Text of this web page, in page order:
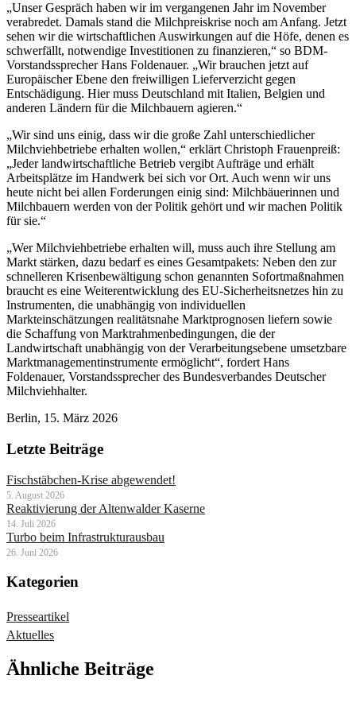
„Unser Gespräch haben wir im vergangenen Jahr im November
verabredet. Damals stand die Milchpreiskrise noch am Anfang. Jetzt
sehen wir die wirtschaftlichen Auswirkungen auf die Höfe, denen es
schwerfällt, notwendige Investitionen zu finanzieren,“ so BDM-
Vorstandssprecher Hans Foldenauer. „Wir brauchen jetzt auf
Europäischer Ebene den freiwilligen Lieferverzicht gegen
Entschädigung. Hier muss Deutschland mit Italien, Belgien und
anderen Ländern für die Milchbauern agieren.“
„Wir sind uns einig, dass wir die große Zahl unterschiedlicher
Milchviehbetriebe erhalten wollen,“ erklärt Christoph Frauenpreiß:
„Jeder landwirtschaftliche Betrieb vergibt Aufträge und erhält
Arbeitsplätze im Handwerk bei sich vor Ort. Auch wenn wir uns
heute nicht bei allen Forderungen einig sind: Milchbäuerinnen und
Milchbauern werden von der Politik gehört und wir machen Politik
für sie.“
„Wer Milchviehbetriebe erhalten will, muss auch ihre Stellung am
Markt stärken, dazu bedarf es eines Gesamtpakets: Neben den zur
schnelleren Krisenbewältigung schon genannten Sofortmaßnahmen
braucht es eine Weiterentwicklung des EU-Sicherheitsnetzes hin zu
Instrumenten, die unabhängig von individuellen
Markteinschätzungen realitätsnahe Marktprognosen liefern sowie
die Schaffung von Marktrahmenbedingungen, die der
Landwirtschaft unabhängig von der Verarbeitungsebene umsetzbare
Marktmanagementinstrumente ermöglicht“, fordert Hans
Foldenauer, Vorstandssprecher des Bundesverbandes Deutscher
Milchviehhalter.
Berlin, 15. März 2026
Letzte Beiträge
Fischstäbchen-Krise abgewendet!
5. August 2026
Reaktivierung der Altenwalder Kaserne
14. Juli 2026
Turbo beim Infrastrukturausbau
26. Juni 2026
Kategorien
Presseartikel
Aktuelles
Ähnliche Beiträge